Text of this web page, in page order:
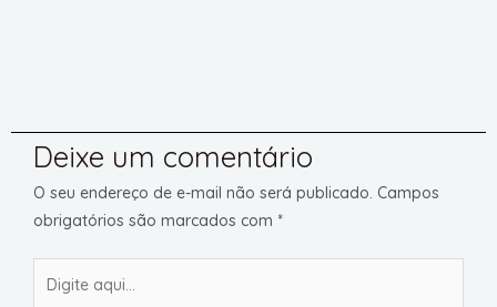
Deixe um comentário
O seu endereço de e-mail não será publicado. Campos
obrigatórios são marcados com *
aqui...